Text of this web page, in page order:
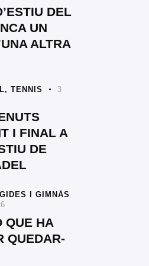
DEL
UN
ALTRA
TENNIS
3
I FINAL A
DE
I GIMNÀS
QUE HA
QUEDAR-